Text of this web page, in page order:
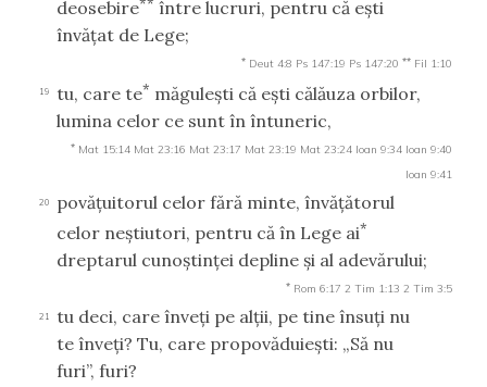
deosebire
între lucruri, pentru că eşti
învăţat de Lege;
* Deut 4:8 Ps 147:19 Ps 147:20 ** Fil 1:10
19 tu, care te* măguleşti că eşti călăuza orbilor,
lumina celor ce sunt în întuneric,
* Mat 15:14 Mat 23:16 Mat 23:17 Mat 23:19 Mat 23:24 Ioan 9:34 Ioan 9:40
Ioan 9:41
20
povăţuitorul celor fără minte, învăţătorul
celor neştiutori, pentru că în Lege ai*
dreptarul cunoştinţei depline şi al adevărului;
* Rom 6:17 2 Tim 1:13 2 Tim 3:5
21
tu deci, care înveţi pe alţii, pe tine însuţi nu
te înveţi? Tu, care propovăduieşti: „Să nu
furi”, furi?